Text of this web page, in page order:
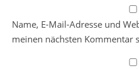
Name, E-Mail-Adresse und
meinen nächsten Kommentar